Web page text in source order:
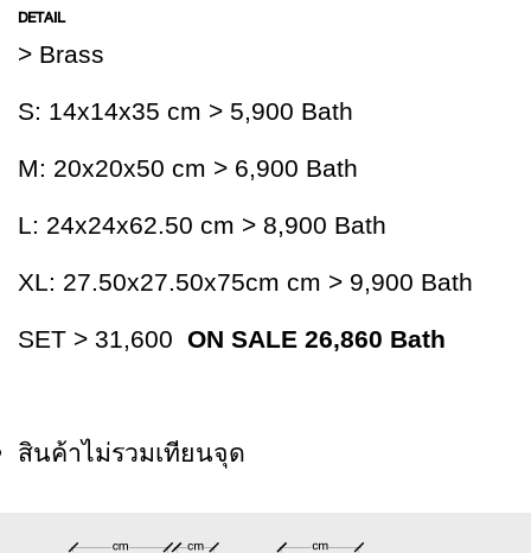
DETAIL
> Brass
S: 14x14x35 cm > 5,900 Bath
M: 20x20x50 cm > 6,900 Bath
L: 24x24x62.50 cm > 8,900 Bath
XL: 27.50x27.50x75cm cm > 9,900 Bath
SET > 31,600 ON SALE 26,860 Bath
สินค้าไม่รวมเทียนจุด